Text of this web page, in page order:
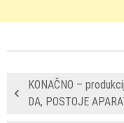
KONAČNO –
DA, POSTOJE